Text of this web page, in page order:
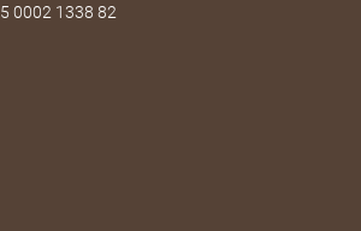
0002 1338 82